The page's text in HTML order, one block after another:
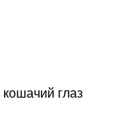
глаз